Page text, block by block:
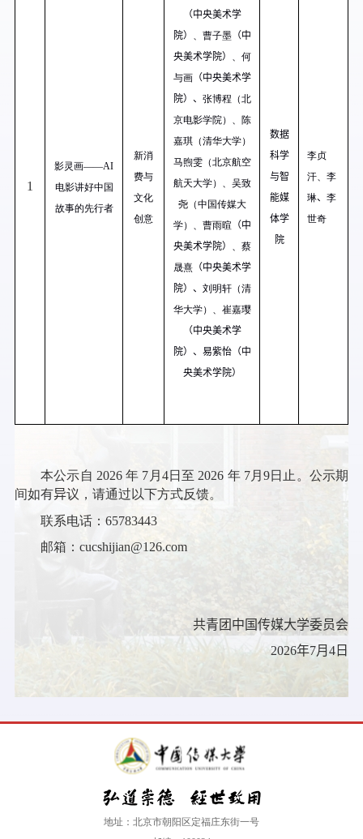
1
影灵画——AI
电影讲好中国
故事的先行者
新消
费与
文化
创意
（中央美术学
院） 、曹子墨（中
央美术学院）
、何
与画（中央美术学
院）、 张博程（北
京电影学院）、陈
嘉琪（清华大学）
马煦雯（北京航空
航天大学）、吴致
尧（中国传媒大
学）、曹雨暄 （中
央美术学院）
、蔡
晟熹（中央美术学
院）、 刘明轩（清
华大学）、崔嘉璎
（中央美术学
院）、易紫怡（中
央美术学院）
数据
科学
与智
能媒
体学
院
李贞
汗、李
琳、 李
世奇
本公示自 2026年 7 月 4日至 2026 年 7月9日止。公示期
间如有异议，请通过以下方式反馈。
联系电话：65783443
邮箱：cucshijian@126.com
共青团中国传媒大学委员会
2026年7月4 日
地址：北京市朝阳区定福庄东街一号